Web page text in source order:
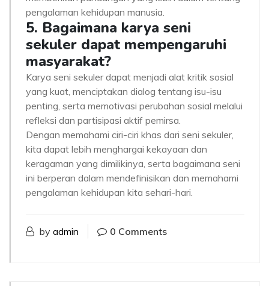
pengalaman kehidupan manusia.
5. Bagaimana karya seni
sekuler dapat mempengaruhi
masyarakat?
Karya seni sekuler dapat menjadi alat kritik sosial
yang kuat, menciptakan dialog tentang isu-isu
penting, serta memotivasi perubahan sosial melalui
refleksi dan partisipasi aktif pemirsa.
Dengan memahami ciri-ciri khas dari seni sekuler,
kita dapat lebih menghargai kekayaan dan
keragaman yang dimilikinya, serta bagaimana seni
ini berperan dalam mendefinisikan dan memahami
pengalaman kehidupan kita sehari-hari.
by admin 0 Comments